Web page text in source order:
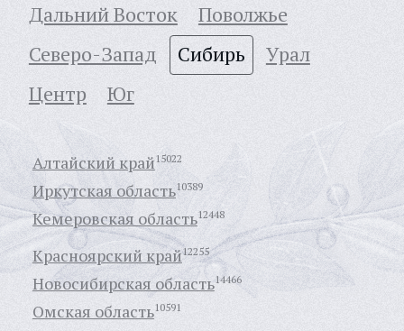
Дальний Восток
Поволжье
Северо-Запад
Сибирь
Урал
Центр
Юг
Алтайский край15022
Иркутская область10389
Кемеровская область12448
Красноярский край12255
Новосибирская область14466
Омская область10591